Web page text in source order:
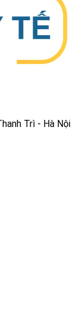
Trì - Hà Nội